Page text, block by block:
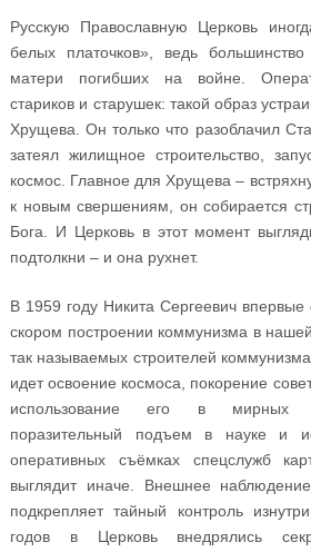
Русскую Православную Церковь
белых платочков», ведь
матери погибших на войне.
стариков и старушек: такой образ
Хрущева. Он только что разоблачил
затеял жилищное строительство,
космос. Главное для Хрущева –
к новым свершениям, он собирается
Бога. И Церковь в этот момент
подтолкни – и она рухнет.
В 1959 году Никита Сергеевич
скором построении коммунизма в
так называемых строителей
идет освоение космоса, покорение
использование его в мирных
поразительный подъем в науке и
оперативных съёмках спецслужб
выглядит иначе. Внешнее
подкрепляет тайный контроль
годов в Церковь внедрялись